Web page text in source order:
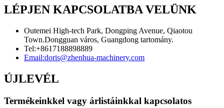
LÉPJEN KAPCSOLATBA VELÜNK
Outemei High-tech Park, Dongping Avenue, Qiaotou
Town.Dongguan város, Guangdong tartomány.
Tel:+8617188898889
Email:doris@zhenhua-machinery.com
ÚJLEVÉL
Termékeinkkel vagy árlistáinkkal kapcsolatos